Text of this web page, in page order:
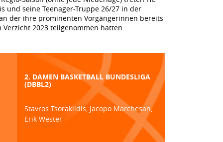
und seine Teenager-Truppe 26/27 in der
der ihre prominenten Vorgängerinnen bereits
Verzicht 2023 teilgenommen hatten.
2. DAMEN BASKETBALL BUNDESLIGA
(DBBL2)
Stavros Tsoraklidis, Jacopo Marchesan,
Erik Wester